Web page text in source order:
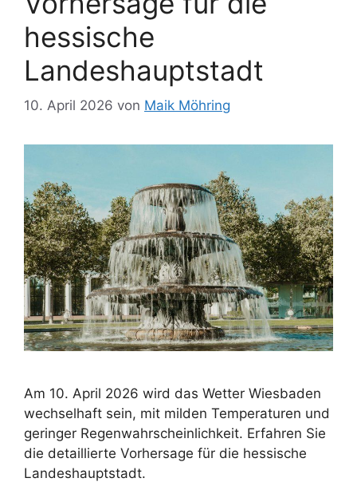
hessische
Landeshauptstadt
10. April 2026 von Maik Möhring
Am 10. April 2026 wird das Wetter Wiesbaden
wechselhaft sein, mit milden Temperaturen und
geringer Regenwahrscheinlichkeit. Erfahren Sie
die detaillierte Vorhersage für die hessische
Landeshauptstadt.